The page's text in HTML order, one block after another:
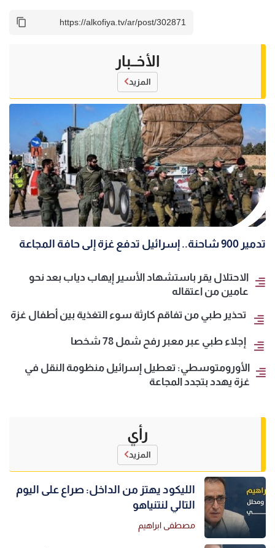
الأخــبار
المزيد
تدمير 900 شاحنة.. إسرائيل تدفع غزة إلى حافة المجاعة
الاحتلال يقر باستشهاد الأسير إيهاب دياب بعد نحو
عامين من اعتقاله
تحذير طبي من تفاقم كارثة سوء التغذية بين أطفال غزة
إجلاء طبي عبر معبر رفح شمل 78 شخصا
الأورومتوسطي: تعطيل إسرائيل منظومة النقل في
غزة يهدد بتجدد المجاعة
رأي
المزيد
الليكود يهتز من الداخل: صراع على اليوم
التالي لنتنياهو
مصطفى ابراهيم